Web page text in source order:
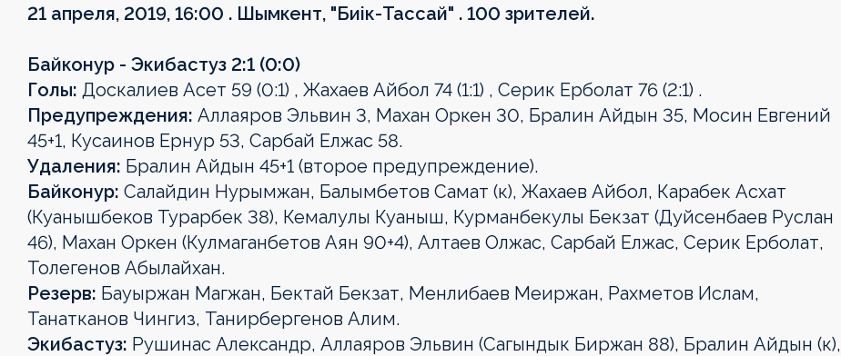
21 апреля, 2019, 16:00 . Шымкент, "Биік-Тассай" . 100 зрителей.
Байконур - Экибастуз 2:1 (0:0)
Голы: Доскалиев Асет 59 (0:1) , Жахаев Айбол 74 (1:1) , Серик Ерболат 76 (2:1) .
Предупреждения: Аллаяров Эльвин 3, Махан Оркен 30, Бралин Айдын 35, Мосин Евгений
45+1, Кусаинов Ернур 53, Сарбай Елжас 58.
Удаления: Бралин Айдын 45+1 (второе предупреждение).
Байконур: Салайдин Нурымжан, Балымбетов Самат (к), Жахаев Айбол, Карабек Асхат
(Куанышбеков Турарбек 38), Кемалулы Куаныш, Курманбекулы Бекзат (Дуйсенбаев Руслан
46), Махан Оркен (Кулмаганбетов Аян 90+4), Алтаев Олжас, Сарбай Елжас, Серик Ерболат,
Толегенов Абылайхан.
Резерв: Бауыржан Магжан, Бектай Бекзат, Менлибаев Меиржан, Рахметов Ислам,
Танатканов Чингиз, Танирбергенов Алим.
Экибастуз: Рушинас Александр, Аллаяров Эльвин (Сагындык Биржан 88), Бралин Айдын (к),